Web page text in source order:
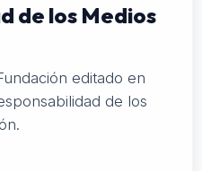
de los Medios
editado en
de los